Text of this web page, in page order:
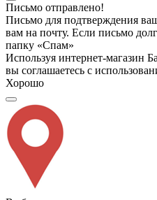
Письмо отправлено!
Письмо для подтверждения
вам на почту. Если письмо
папку «Спам»
Используя интернет-магазин
вы соглашаетесь с
Хорошо